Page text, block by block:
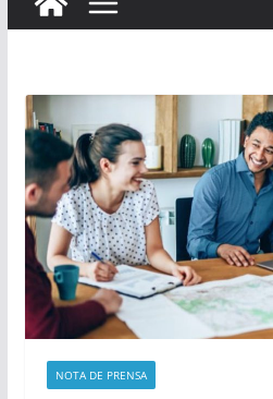
NOTA DE PRENSA